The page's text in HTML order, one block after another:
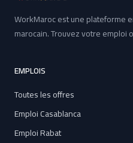
WorkMaroc est une plateforme
marocain. Trouvez votre emploi
EMPLOIS
Toutes les offres
Emploi Casablanca
Emploi Rabat